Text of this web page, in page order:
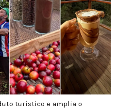
turístico e amplia o